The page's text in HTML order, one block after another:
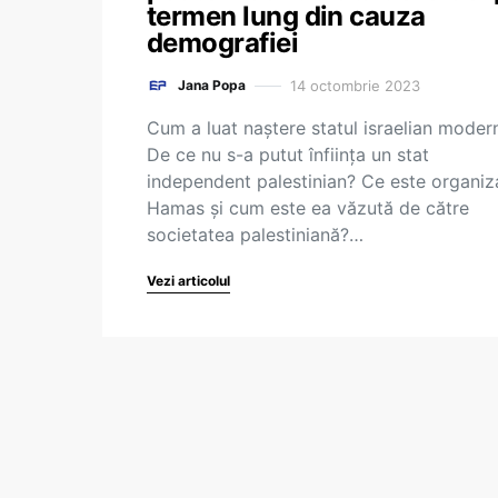
termen lung din cauza
demografiei
Jana Popa 14 octombrie 2023
Cum a luat naștere statul israelian
De ce nu s-a putut înființa un stat
independent palestinian? Ce este
Hamas și cum este ea văzută de către
societatea palestiniană?…
Vezi articolul